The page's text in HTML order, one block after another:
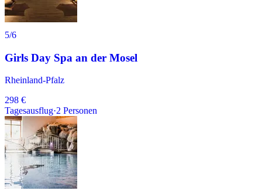
5/6
Girls Day Spa an der Mosel
Rheinland-Pfalz
298 €
Tagesausflug·2 Personen